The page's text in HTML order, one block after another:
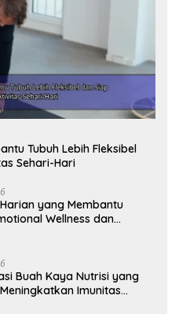
Tubuh Lebih Fleksibel
Sehari-Hari
yang Membantu
Wellness dan
Buah Kaya Nutrisi yang
Imunitas